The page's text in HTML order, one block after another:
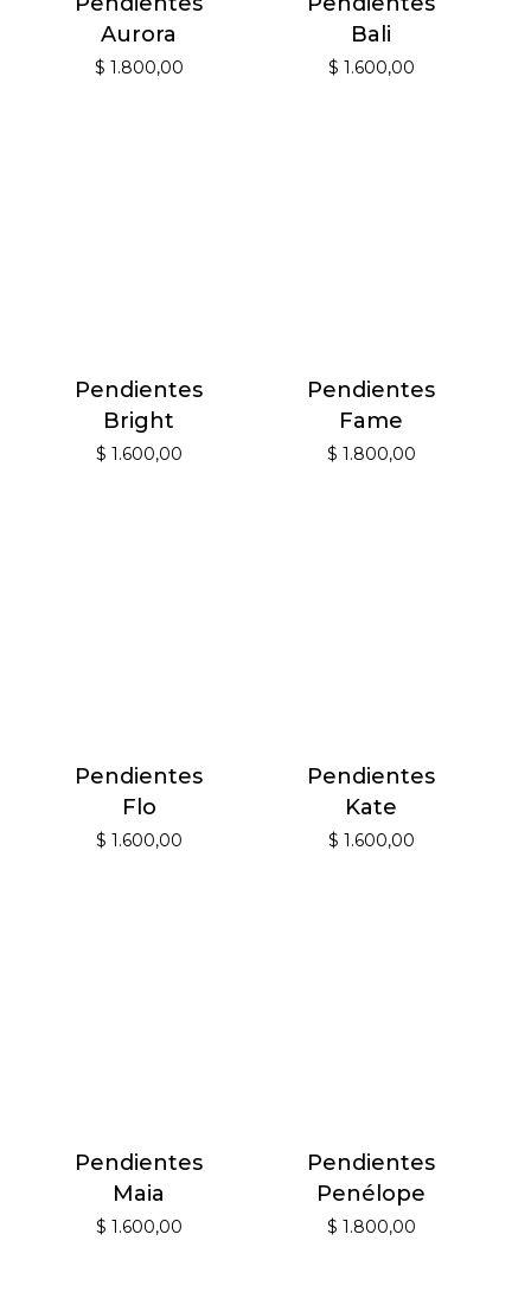
Aurora
$ 1.800,00
Bali
$ 1.600,00
Pendientes
Bright
$ 1.600,00
Pendientes
Fame
$ 1.800,00
Pendientes
Flo
$ 1.600,00
Pendientes
Kate
$ 1.600,00
Pendientes
Maia
$ 1.600,00
Pendientes
Penélope
$ 1.800,00